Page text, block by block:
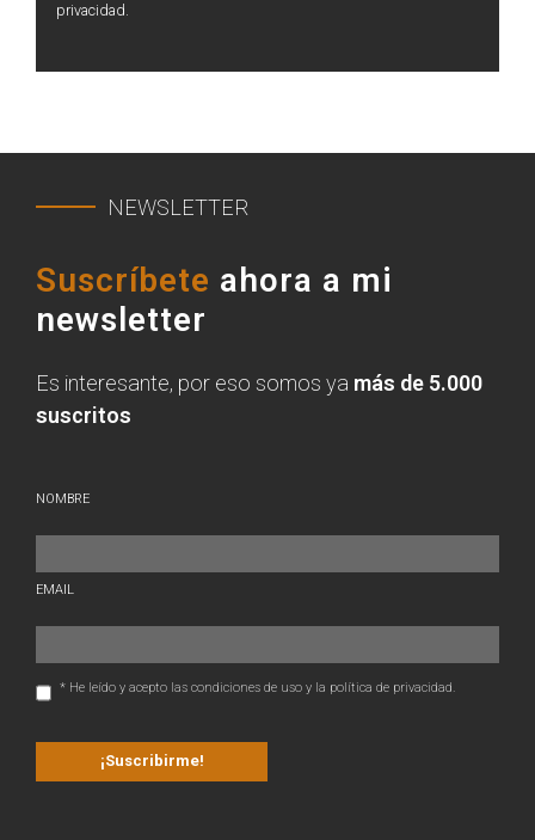
privacidad.
NEWSLETTER
Suscríbete ahora a mi
newsletter
Es interesante, por eso somos ya más de 5.000
suscritos
NOMBRE
EMAIL
* He leído y acepto las condiciones de uso y la política de privacidad.